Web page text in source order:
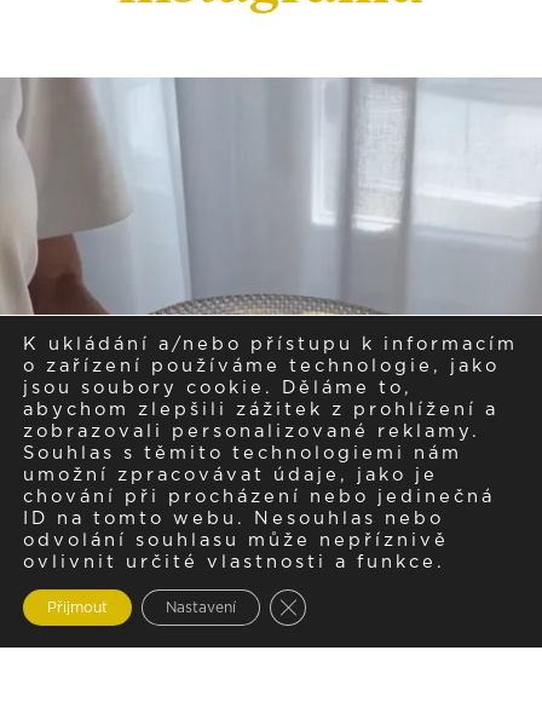
K ukládání a/nebo přístupu k informacím
o zařízení používáme technologie, jako
jsou soubory cookie. Děláme to,
abychom zlepšili zážitek z prohlížení a
zobrazovali personalizované reklamy.
Souhlas s těmito technologiemi nám
umožní zpracovávat údaje, jako je
chování při procházení nebo jedinečná
ID na tomto webu. Nesouhlas nebo
odvolání souhlasu může nepříznivě
ovlivnit určité vlastnosti a funkce.
Přijmout Nastavení Zavřít cookie lištu GDPR